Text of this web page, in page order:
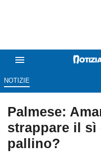
NOTIZIE
Palmese:
strappare il
pallino?